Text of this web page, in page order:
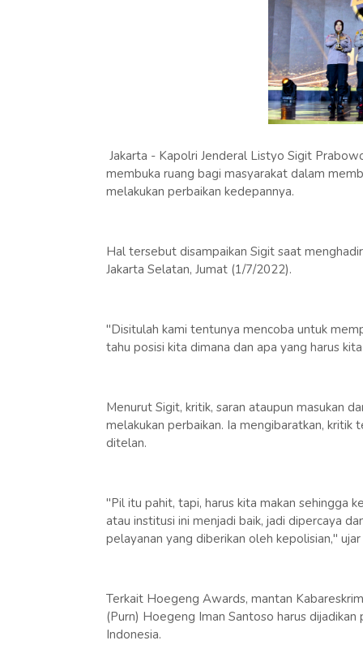
Jakarta - Kapolri Jenderal Listyo Sigit
membuka ruang bagi masyarakat dalam
melakukan perbaikan kedepannya.
Hal tersebut disampaikan Sigit saat
Jakarta Selatan, Jumat (1/7/2022).
"Disitulah kami tentunya mencoba untuk
tahu posisi kita dimana dan apa yang harus
Menurut Sigit, kritik, saran ataupun masukan
melakukan perbaikan. Ia mengibaratkan,
ditelan.
"Pil itu pahit, tapi, harus kita makan sehingga
atau institusi ini menjadi baik, jadi dipercaya
pelayanan yang diberikan oleh kepolisian," ujar
Terkait Hoegeng Awards, mantan
(Purn) Hoegeng Iman Santoso harus
Indonesia.